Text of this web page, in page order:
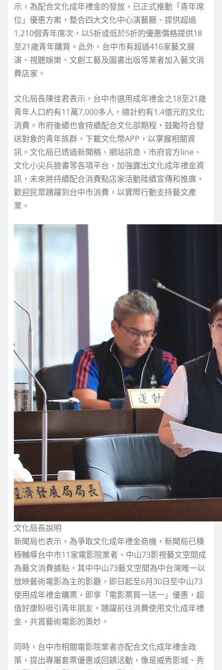
示，為配合文化成年禮金的發放，已正式推動「青年席
位」優惠方案，整合四大文化中心演藝廳、提供超過
1,210個青年席次，以5折或低於5折的優惠價格提供18
至21歲青年購買。此外，台中市有超過416家藝文展
演、視聽娛樂、文創工藝及圖書出版等業者加入藝文消
費店家。
文化局長陳佳君表示，台中市適用成年禮金之18至21歲
青年人口約有11萬7,000多人，總計約有1.4億元的文化
消費。市府後續也會持續配合文化部期程，鼓勵符合發
送對象的青年族群，下載文化幣APP，以掌握相關資
訊。文化局已透過新聞稿、網站訊息、市府官方line、
文化小尖兵臉書等各項平台，加強露出文化成年禮金資
訊，未來將持續配合消費點店家活動陸續宣傳和推廣，
歡迎民眾踴躍到台中市消費，以實際行動支持藝文產
業。
文化局長說明
新聞局也表示，為爭取文化成年禮金商機，新聞局已積
極輔導台中市11家電影院業者、中山73影視藝文空間成
為藝文消費據點，其中中山73藝文空間為中台灣唯一以
放映藝術電影為主的影廳，即日起至6月30日至中山73
使用成年禮金購票，即享「電影票買一送一」優惠，超
值好康盼吸引青年朋友，踴躍前往消費使用文化成年禮
金，共賞藝術電影的奧妙。
同時，台中市相關電影院業者亦配合文化成年禮金政
策，提出專屬套票優惠或回饋活動，像是威秀影城、秀